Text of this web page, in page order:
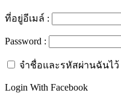
ที่อยู่อีเมล์ :
Password :
จำชื่อและรหัสผ่านฉันไว้
Login With Facebook